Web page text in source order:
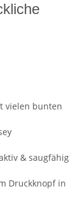
vielen bunten
& saugfähig
Druckknopf in